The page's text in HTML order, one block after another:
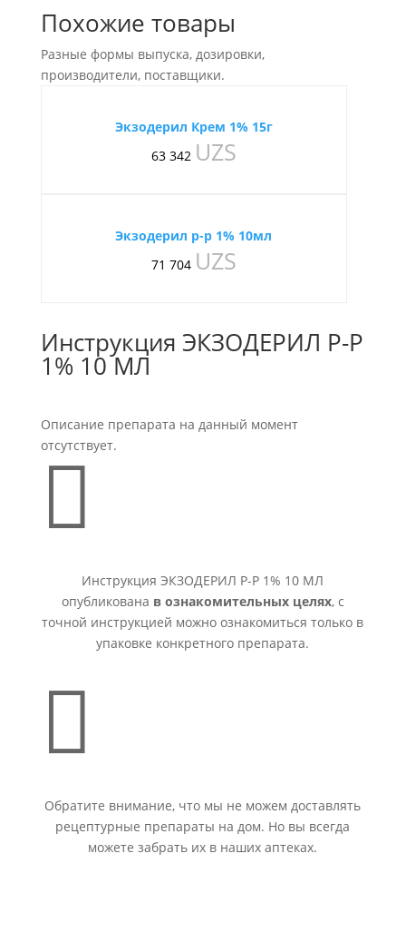
Похожие товары
Разные формы выпуска, дозировки,
производители, поставщики.
Экзодерил Крем 1% 15г
63 342 UZS
Экзодерил р-р 1% 10мл
71 704 UZS
Инструкция ЭКЗОДЕРИЛ Р-Р
1% 10 МЛ
Описание препарата на данный момент
отсутствует.

Инструкция ЭКЗОДЕРИЛ Р-Р 1% 10 МЛ
опубликована в ознакомительных целях, с
точной инструкцией можно ознакомиться только в
упаковке конкретного препарата.

Обратите внимание, что мы не можем доставлять
рецептурные препараты на дом. Но вы всегда
можете забрать их в наших аптеках.